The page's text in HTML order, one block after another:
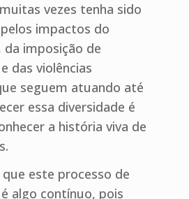
vezes tenha sido
impactos do
da imposição de
das violências
seguem atuando até
essa diversidade é
a história viva de
este processo de
algo contínuo, pois